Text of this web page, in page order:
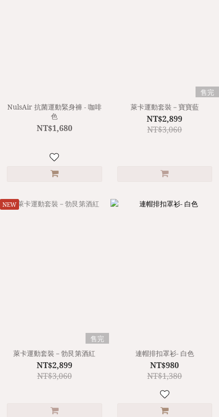
NulsAir 抗菌運動緊身褲 - 咖啡
色
NT$1,680
售完
萊卡運動套裝－寶寶藍
NT$2,899
NT$3,060
NEW
售完
萊卡運動套裝－勃艮第酒紅
NT$2,899
NT$3,060
連帽排扣罩衫- 白色
NT$980
NT$1,380